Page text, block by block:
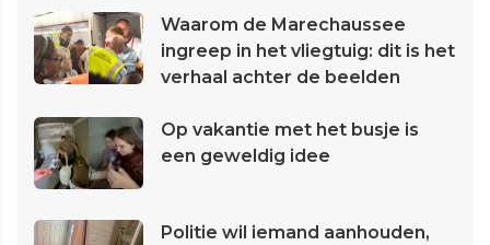
Waarom de Marechaussee
ingreep in het vliegtuig: dit is het
verhaal achter de beelden
Op vakantie met het busje is
een geweldig idee
Politie wil iemand aanhouden,